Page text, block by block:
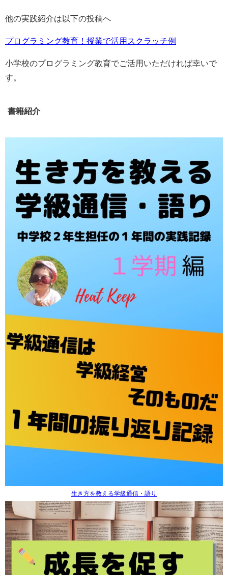
他の実践紹介は以下の投稿へ
プログラミング教育！授業で活用スクラッチ例
小学校のプログラミング教育でご活用いただければ幸いで
す。
書籍紹介
生き方を教える学級通信・語り